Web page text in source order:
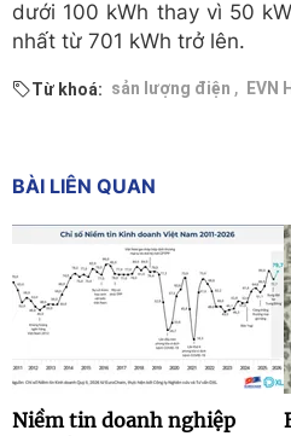
dưới 100 kWh thay vì 50
nhất từ 701 kWh trở lên.
Từ khoá: sản lượng điện , EVN
BÀI LIÊN QUAN
Niềm tin doanh nghiệp